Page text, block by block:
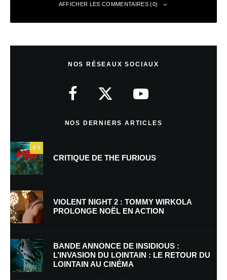
AFFICHER LES COMMENTAIRES (0)
Nom*
E-mail* Site web
NOS RÉSEAUX SOCIAUX
NOS DERNIERS ARTICLES
9.5
CRITIQUE DE THE FURIOUS
VIOLENT NIGHT 2 : TOMMY WIRKOLA
PROLONGE NOËL EN ACTION
BANDE ANNONCE DE INSIDIOUS :
L’INVASION DU LOINTAIN : LE RETOUR DU
LOINTAIN AU CINÉMA